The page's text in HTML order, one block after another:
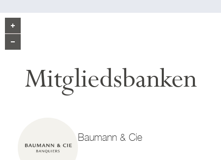
Mitgliedsbanken
Baumann & Cie